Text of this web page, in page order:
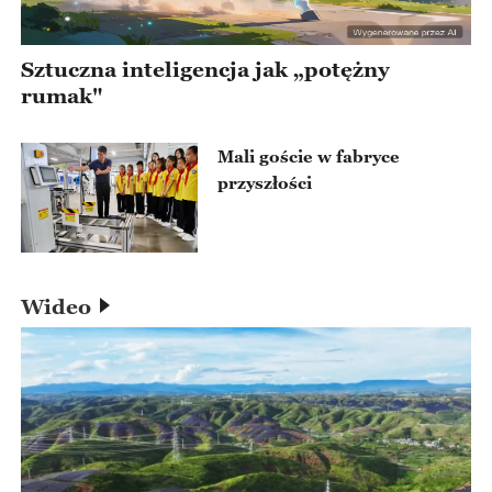
Sztuczna inteligencja jak „potężny
rumak"
Mali goście w fabryce
przyszłości
Wideo